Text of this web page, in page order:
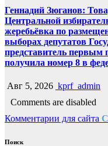
Геннадий Зюганов:
Центральной
жеребьёвка по
выборах депутатов
представитель
получила номер 8 в
Авг 5, 2026 kprf_admin
Comments are disabled
Комментарии для сайта
Поиск